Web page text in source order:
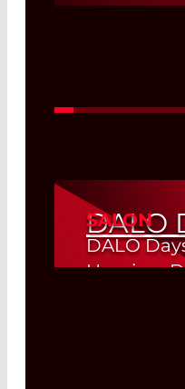
SALON
DALO
Herning,
DALO